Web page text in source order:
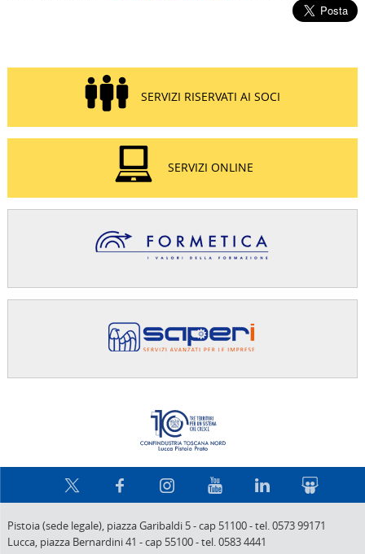
SERVIZI RISERVATI AI SOCI
SERVIZI ONLINE
Pistoia (sede legale), piazza Garibaldi 5-cap 51100-tel. 0573 99171
Lucca, piazza Bernardini 41 -cap 55100-tel. 0583 4441